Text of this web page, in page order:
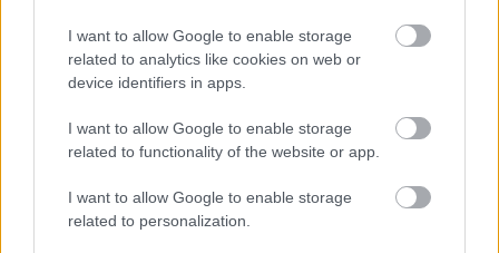
I want to allow Google to enable storage
related to analytics like cookies on web or
device identifiers in apps.
I want to allow Google to enable storage
related to functionality of the website or app.
I want to allow Google to enable storage
related to personalization.